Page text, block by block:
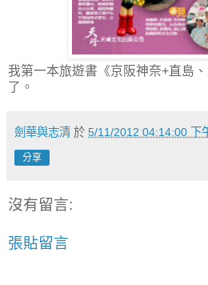
我第一本旅遊書《京阪神奈+直島
了。
劍華與志清 於 5/11/2012 04:14:00 下
分享
沒有留言:
張貼留言